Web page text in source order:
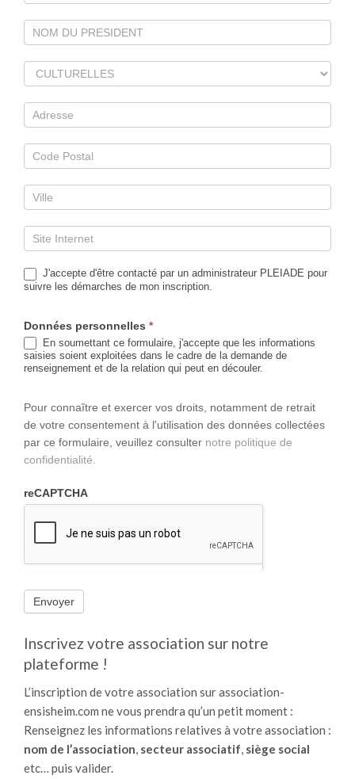
J'accepte d'être contacté par un administrateur PLEIADE pour
suivre les démarches de mon inscription.
Données personnelles *
En soumettant ce formulaire, j'accepte que les informations
saisies soient exploitées dans le cadre de la demande de
renseignement et de la relation qui peut en découler.
Pour connaître et exercer vos droits, notamment de retrait
de votre consentement à l'utilisation des données collectées
par ce formulaire, veuillez consulter notre politique de
confidentialité.
reCAPTCHA
Inscrivez votre association sur notre
plateforme !
L’inscription de votre association sur association-
ensisheim.com ne vous prendra qu’un petit moment :
Renseignez les informations relatives à votre association :
nom de l’association, secteur associatif, siège social
etc… puis valider.